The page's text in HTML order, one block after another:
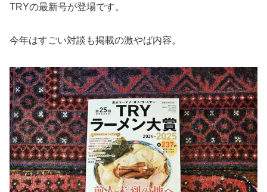
TRYの最新号が登場です。
今年はすごい対談も掲載の激やば内容。